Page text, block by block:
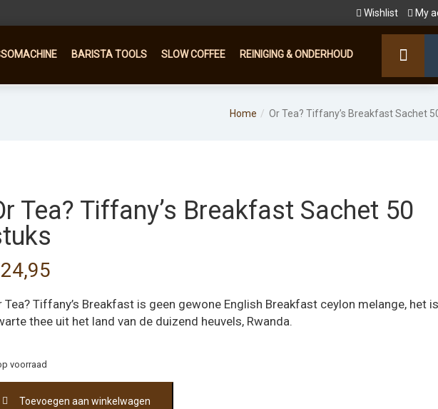
Wishlist My
BARISTA TOOLS SLOW COFFEE REINIGING & ONDERHOUD
Home Or Tea? Tiffany’s Breakfast Sachet
Tea? Tiffany’s Breakfast Sachet 50
24,95
Tea? Tiffany’s Breakfast is geen gewone English Breakfast ceylon melange, het
thee uit het land van de duizend heuvels, Rwanda.
voorraad
Toevoegen aan winkelwagen